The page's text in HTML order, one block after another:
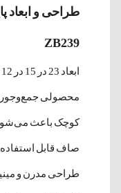
ZB239
محصولی جمع‌وجور
کوچک باعث می‌شود
صاف قابل استفاده
طراحی مدرن و